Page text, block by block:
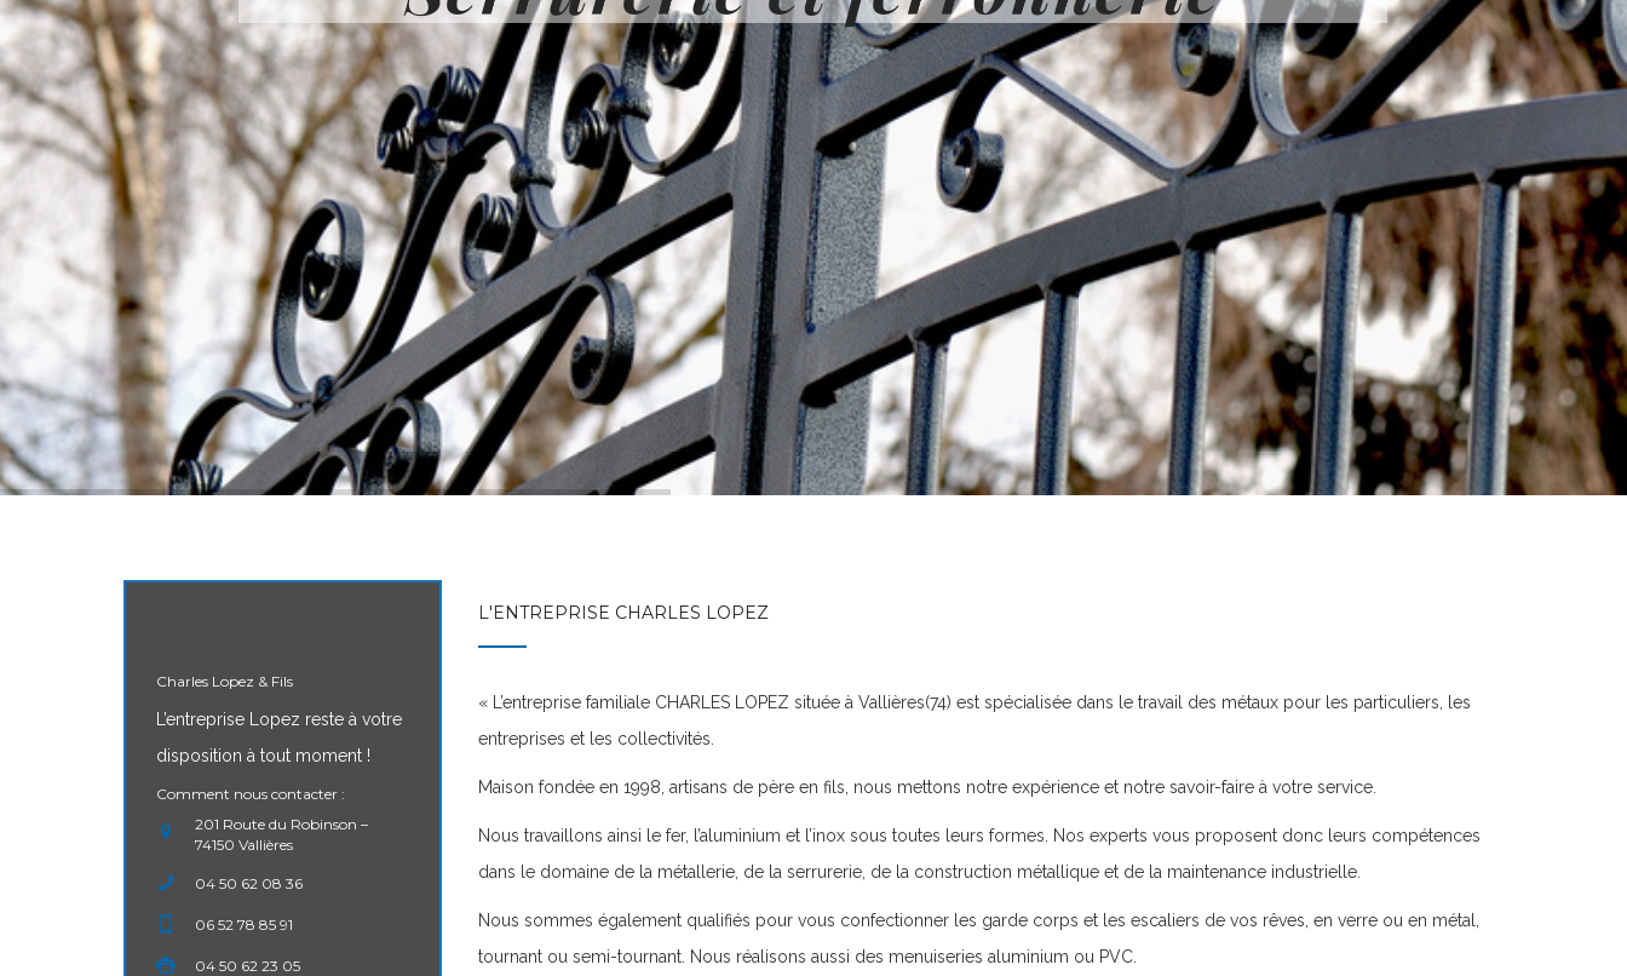
Charles Lopez & Fils
L’entreprise Lopez reste à votre
disposition à tout moment !
Comment nous contacter :
201 Route du Robinson –
74150 Vallières
04 50 62 08 36
06 52 78 85 91
04 50 62 23 05
L'ENTREPRISE CHARLES LOPEZ
« L’entreprise familiale CHARLES LOPEZ située à Vallières(74) est spécialisée dans le travail des métaux pour les particuliers, les
entreprises et les collectivités.
Maison fondée en 1998, artisans de père en fils, nous mettons notre expérience et notre savoir-faire à votre service.
Nous travaillons ainsi le fer, l’aluminium et l’inox sous toutes leurs formes. Nos experts vous proposent donc leurs compétences
dans le domaine de la métallerie, de la serrurerie, de la construction métallique et de la maintenance industrielle.
Nous sommes également qualifiés pour vous confectionner les garde corps et les escaliers de vos rêves, en verre ou en métal,
tournant ou semi-tournant. Nous réalisons aussi des menuiseries aluminium ou PVC.